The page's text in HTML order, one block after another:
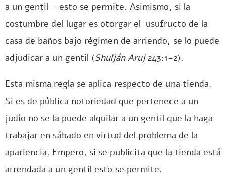
a un gentil – esto se permite. Asimismo, si la
costumbre del lugar es otorgar el usufructo de la
casa de baños bajo régimen de arriendo, se lo puede
adjudicar a un gentil (Shulján Aruj243:1-2).
Esta misma regla se aplica respecto de una tienda.
Si es de pública notoriedad que pertenece a un
judío no se la puede alquilar a un gentil que la haga
trabajar en sábado en virtud del problema de la
apariencia. Empero, si se publicita que la tienda está
arrendada a un gentil esto se permite.